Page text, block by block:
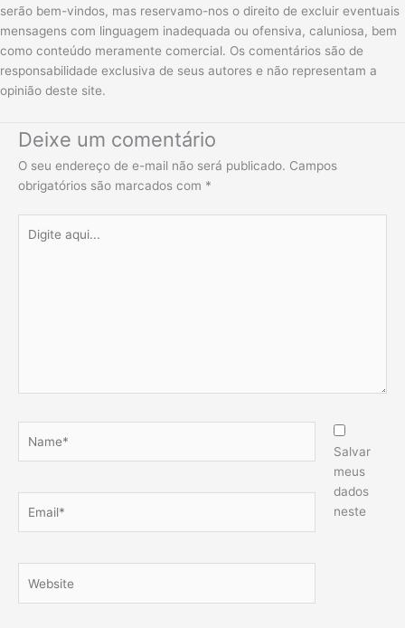
serão bem-vindos, mas reservamo-nos o direito de excluir eventuais
mensagens com linguagem inadequada ou ofensiva, caluniosa, bem
como conteúdo meramente comercial. Os comentários são de
responsabilidade exclusiva de seus autores e não representam a
opinião deste site.
Deixe um comentário
O seu endereço de e-mail não será publicado. Campos
obrigatórios são marcados com *
aqui...
Salvar
meus
dados
neste